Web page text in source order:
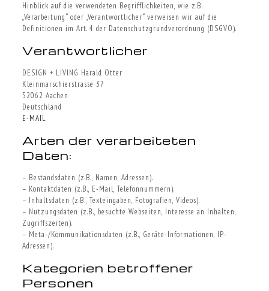
Hinblick auf die verwendeten Begrifflichkeiten, wie z.B.
„Verarbeitung“ oder „Verantwortlicher“ verweisen wir auf die
Definitionen im Art. 4 der Datenschutzgrundverordnung (DSGVO).
Verantwortlicher
DESIGN + LIVING Harald Otter
Kleinmarschierstrasse 37
52062 Aachen
Deutschland
E-MAIL
Arten der verarbeiteten
Daten:
– Bestandsdaten (z.B., Namen, Adressen).
– Kontaktdaten (z.B., E-Mail, Telefonnummern).
– Inhaltsdaten (z.B., Texteingaben, Fotografien, Videos).
– Nutzungsdaten (z.B., besuchte Webseiten, Interesse an Inhalten,
Zugriffszeiten).
– Meta-/Kommunikationsdaten (z.B., Geräte-Informationen, IP-
Adressen).
Kategorien betroffener
Personen